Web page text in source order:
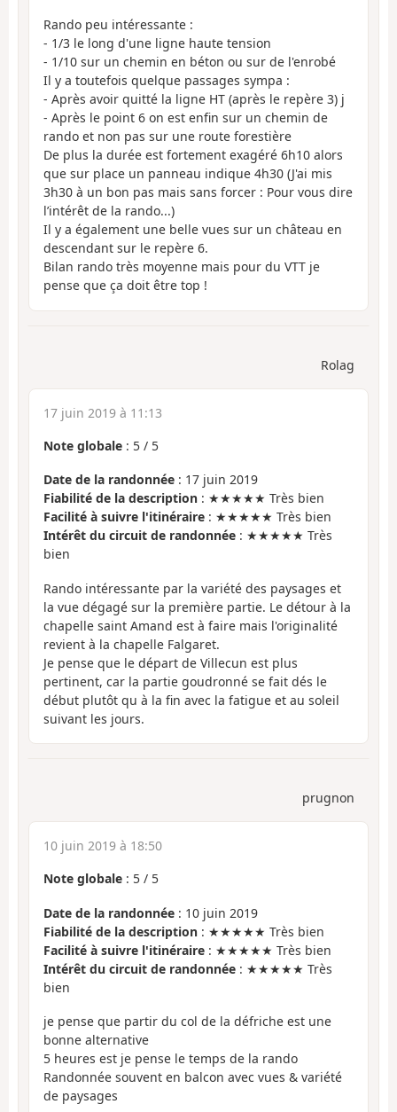
Rando peu intéressante :
- 1/3 le long d'une ligne haute tension
- 1/10 sur un chemin en béton ou sur de l'enrobé
Il y a toutefois quelque passages sympa :
- Après avoir quitté la ligne HT (après le repère 3) j
- Après le point 6 on est enfin sur un chemin de
rando et non pas sur une route forestière
De plus la durée est fortement exagéré 6h10 alors
que sur place un panneau indique 4h30 (J'ai mis
3h30 à un bon pas mais sans forcer : Pour vous dire
l’intérêt de la rando...)
Il y a également une belle vues sur un château en
descendant sur le repère 6.
Bilan rando très moyenne mais pour du VTT je
pense que ça doit être top !
Rolag
17 juin 2019 à 11:13
Note globale : 5 / 5
Date de la randonnée : 17 juin 2019
Fiabilité de la description : ★★★★★ Très bien
Facilité à suivre l'itinéraire : ★★★★★ Très bien
Intérêt du circuit de randonnée : ★★★★★ Très
bien
Rando intéressante par la variété des paysages et
la vue dégagé sur la première partie. Le détour à la
chapelle saint Amand est à faire mais l'originalité
revient à la chapelle Falgaret.
Je pense que le départ de Villecun est plus
pertinent, car la partie goudronné se fait dés le
début plutôt qu à la fin avec la fatigue et au soleil
suivant les jours.
prugnon
10 juin 2019 à 18:50
Note globale : 5 / 5
Date de la randonnée : 10 juin 2019
Fiabilité de la description : ★★★★★ Très bien
Facilité à suivre l'itinéraire : ★★★★★ Très bien
Intérêt du circuit de randonnée : ★★★★★ Très
bien
je pense que partir du col de la défriche est une
bonne alternative
5 heures est je pense le temps de la rando
Randonnée souvent en balcon avec vues & variété
de paysages